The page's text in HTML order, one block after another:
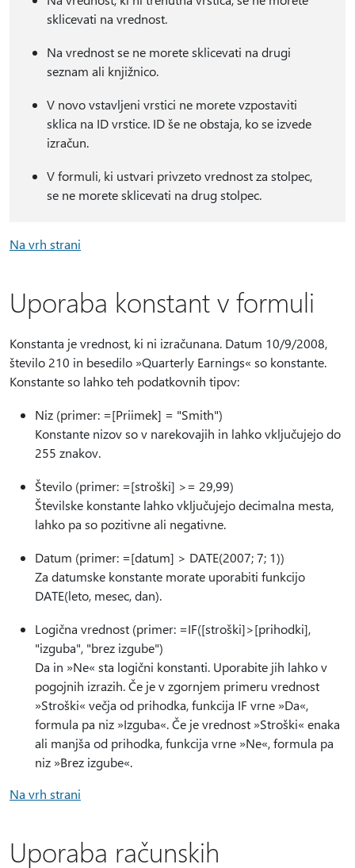
sklicevati na vrednost.
Na vrednost se ne morete sklicevati na drugi
seznam ali knjižnico.
V novo vstavljeni vrstici ne morete vzpostaviti
sklica na ID vrstice. ID še ne obstaja, ko se izvede
izračun.
V formuli, ki ustvari privzeto vrednost za stolpec,
se ne morete sklicevati na drug stolpec.
Na vrh strani
Uporaba konstant v formuli
Konstanta je vrednost, ki ni izračunana. Datum 10/9/2008,
število 210 in besedilo »Quarterly Earnings« so konstante.
Konstante so lahko teh podatkovnih tipov:
Niz (primer: =[Priimek] = "Smith")
Konstante nizov so v narekovajih in lahko vključujejo do
255 znakov.
Število (primer: =[stroški] >= 29,99)
Številske konstante lahko vključujejo decimalna mesta,
lahko pa so pozitivne ali negativne.
Datum (primer: =[datum] > DATE(2007; 7; 1))
Za datumske konstante morate uporabiti funkcijo
DATE(leto, mesec, dan).
Logična vrednost (primer: =IF([stroški]>[prihodki],
"izguba", "brez izgube")
Da in »Ne« sta logični konstanti. Uporabite jih lahko v
pogojnih izrazih. Če je v zgornjem primeru vrednost
»Stroški« večja od prihodka, funkcija IF vrne »Da«,
formula pa niz »Izguba«. Če je vrednost »Stroški« enaka
ali manjša od prihodka, funkcija vrne »Ne«, formula pa
niz »Brez izgube«.
Na vrh strani
Uporaba računskih